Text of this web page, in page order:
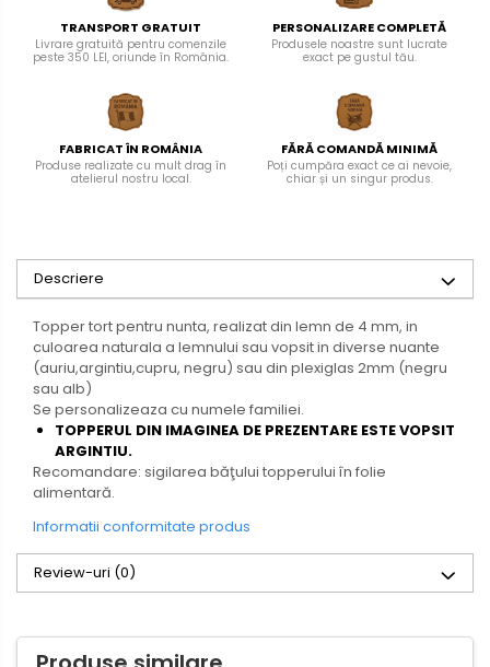
TRANSPORT GRATUIT
Livrare gratuită pentru comenzile
peste 350 LEI, oriunde în România.
PERSONALIZARE COMPLETĂ
Produsele noastre sunt lucrate
exact pe gustul tău.
FABRICAT ÎN ROMÂNIA
Produse realizate cu mult drag în
atelierul nostru local.
FĂRĂ COMANDĂ MINIMĂ
Poți cumpăra exact ce ai nevoie,
chiar și un singur produs.
Descriere
Topper tort pentru nunta, realizat din lemn de 4 mm, in
culoarea naturala a lemnului sau vopsit in diverse nuante
(auriu,argintiu,cupru, negru) sau din plexiglas 2mm (negru
sau alb)
Se personalizeaza cu numele familiei.
TOPPERUL DIN IMAGINEA DE PREZENTARE ESTE VOPSIT
ARGINTIU.
Recomandare: sigilarea băţului topperului în folie
alimentară.
Informatii conformitate produs
Review-uri (0)